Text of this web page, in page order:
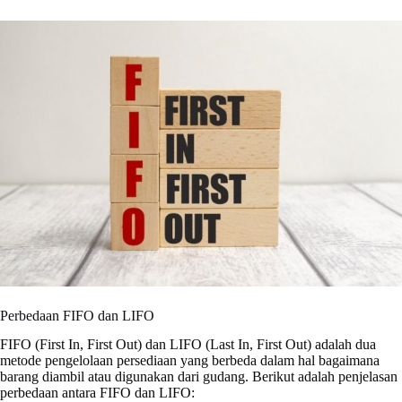
Perbedaan FIFO dan LIFO
FIFO (First In, First Out) dan LIFO (Last In, First Out) adalah dua
metode pengelolaan persediaan yang berbeda dalam hal bagaimana
barang diambil atau digunakan dari gudang. Berikut adalah penjelasan
perbedaan antara FIFO dan LIFO: